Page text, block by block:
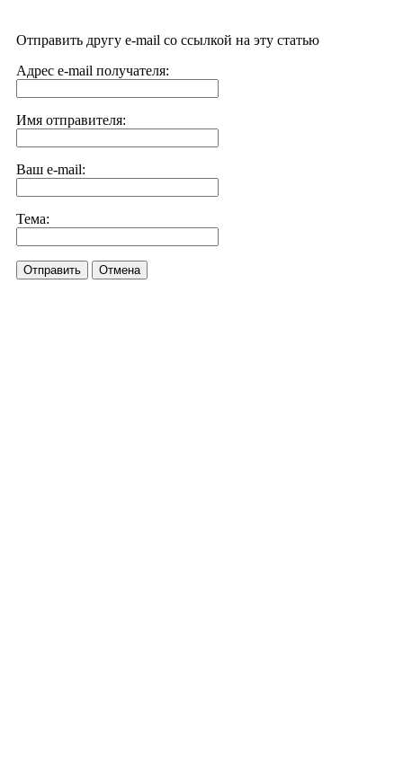
Отправить другу e-mail со ссылкой на эту статью
Адрес e-mail получателя:
Имя отправителя:
Ваш e-mail:
Тема:
Отправить Отмена